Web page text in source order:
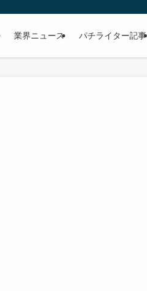
業界ニュース パチライター記事